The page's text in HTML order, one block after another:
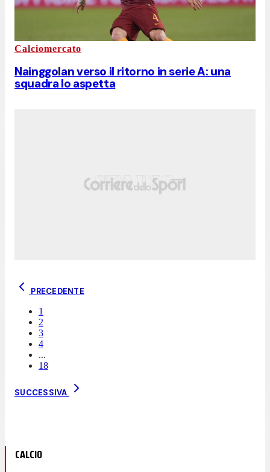
Calciomercato
Nainggolan verso il ritorno in serie A: una
squadra lo aspetta
PRECEDENTE
1
2
3
4
...
18
SUCCESSIVA
CALCIO